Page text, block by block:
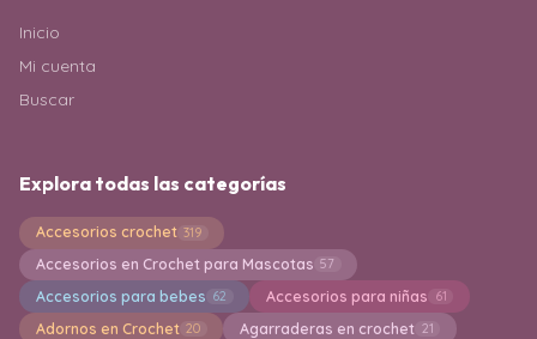
Inicio
Mi cuenta
Buscar
Explora todas las categorías
Accesorios crochet 319
Accesorios en Crochet para Mascotas 57
Accesorios para bebes 62 Accesorios para niñas 61
Adornos en Crochet 20 Agarraderas en crochet 21